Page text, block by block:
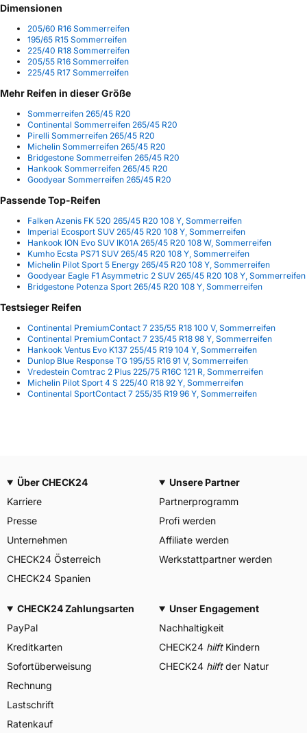
Dimensionen
205/60 R16 Sommerreifen
195/65 R15 Sommerreifen
225/40 R18 Sommerreifen
205/55 R16 Sommerreifen
225/45 R17 Sommerreifen
Mehr Reifen in dieser Größe
Sommerreifen 265/45 R20
Continental Sommerreifen 265/45 R20
Pirelli Sommerreifen 265/45 R20
Michelin Sommerreifen 265/45 R20
Bridgestone Sommerreifen 265/45 R20
Hankook Sommerreifen 265/45 R20
Goodyear Sommerreifen 265/45 R20
Passende Top-Reifen
Falken Azenis FK 520 265/45 R20 108 Y, Sommerreifen
Imperial Ecosport SUV 265/45 R20 108 Y, Sommerreifen
Hankook ION Evo SUV IK01A 265/45 R20 108 W, Sommerreifen
Kumho Ecsta PS71 SUV 265/45 R20 108 Y, Sommerreifen
Michelin Pilot Sport 5 Energy 265/45 R20 108 Y, Sommerreifen
Goodyear Eagle F1 Asymmetric 2 SUV 265/45 R20 108 Y, Sommerreifen
Bridgestone Potenza Sport 265/45 R20 108 Y, Sommerreifen
Testsieger Reifen
Continental PremiumContact 7 235/55 R18 100 V, Sommerreifen
Continental PremiumContact 7 235/45 R18 98 Y, Sommerreifen
Hankook Ventus Evo K137 255/45 R19 104 Y, Sommerreifen
Dunlop Blue Response TG 195/55 R16 91 V, Sommerreifen
Vredestein Comtrac 2 Plus 225/75 R16C 121 R, Sommerreifen
Michelin Pilot Sport 4 S 225/40 R18 92 Y, Sommerreifen
Continental SportContact 7 255/35 R19 96 Y, Sommerreifen
Über CHECK24
Karriere
Presse
Unternehmen
CHECK24 Österreich
CHECK24 Spanien
Unsere Partner
Partnerprogramm
Profi werden
Affiliate werden
Werkstattpartner werden
CHECK24 Zahlungsarten
PayPal
Kreditkarten
Sofortüberweisung
Rechnung
Lastschrift
Ratenkauf
Unser Engagement
Nachhaltigkeit
CHECK24 hilftKindern
CHECK24 hilftder Natur